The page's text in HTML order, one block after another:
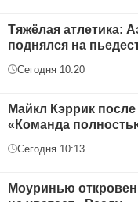
Тяжёлая атлетика:
поднялся на
Сегодня 10:20
Майкл Кэррик
«Команда
Сегодня 10:13
Моуринью